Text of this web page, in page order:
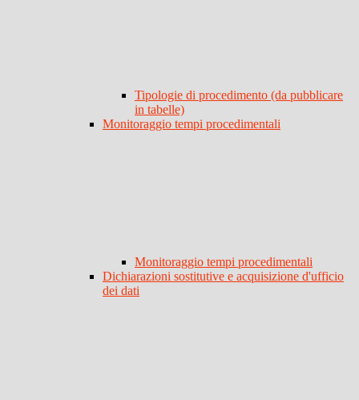
Tipologie di procedimento (da pubblicare
in tabelle)
Monitoraggio tempi procedimentali
Monitoraggio tempi procedimentali
Dichiarazioni sostitutive e acquisizione d'ufficio
dei dati